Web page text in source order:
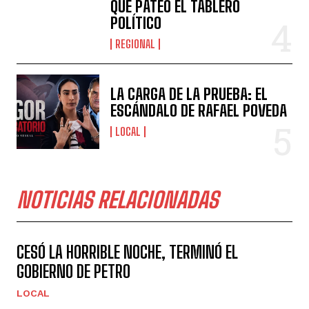
QUE PATEÓ EL TABLERO
POLÍTICO
REGIONAL
LA CARGA DE LA PRUEBA: EL
ESCÁNDALO DE RAFAEL POVEDA
LOCAL
NOTICIAS RELACIONADAS
CESÓ LA HORRIBLE NOCHE, TERMINÓ EL
GOBIERNO DE PETRO
LOCAL